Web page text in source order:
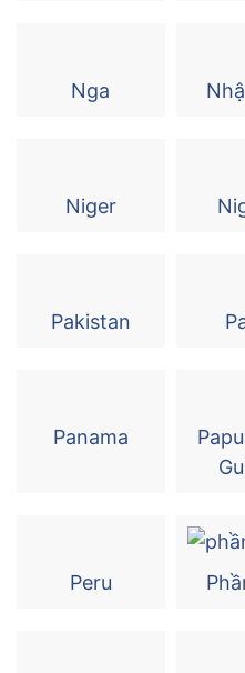
Nga
Niger
Pakistan
Panama
Peru